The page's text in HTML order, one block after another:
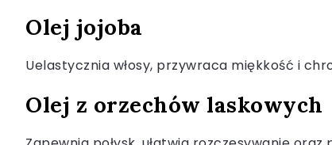
Olej jojoba
Uelastycznia włosy, przywraca miękkość i
Olej z orzechów laskowych